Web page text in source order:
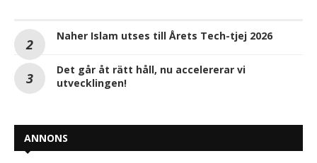
Naher Islam utses till Årets Tech-tjej 2026
Det går åt rätt håll, nu accelererar vi
utvecklingen!
ANNONS